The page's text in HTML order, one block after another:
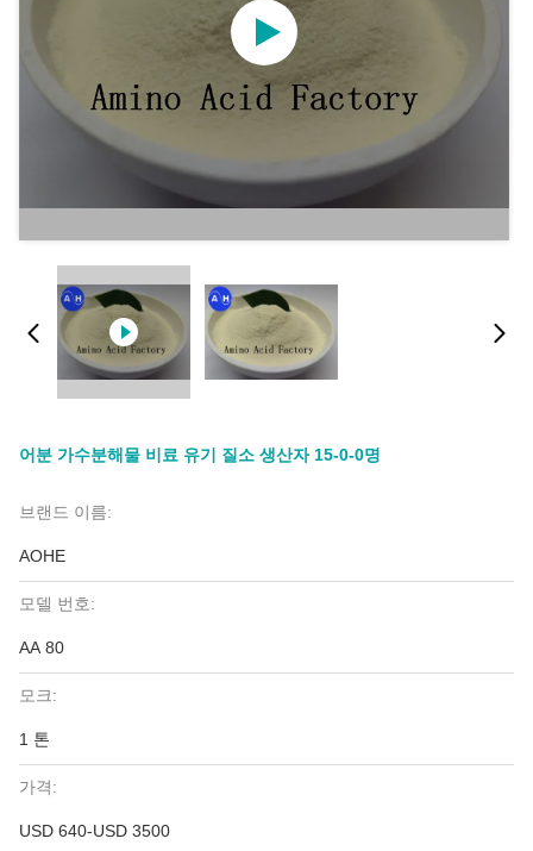
어분 가수분해물 비료 유기 질소 생산자 15-0-0명
브랜드 이름:
AOHE
모델 번호:
AA 80
모크:
1 톤
가격:
USD 640-USD 3500